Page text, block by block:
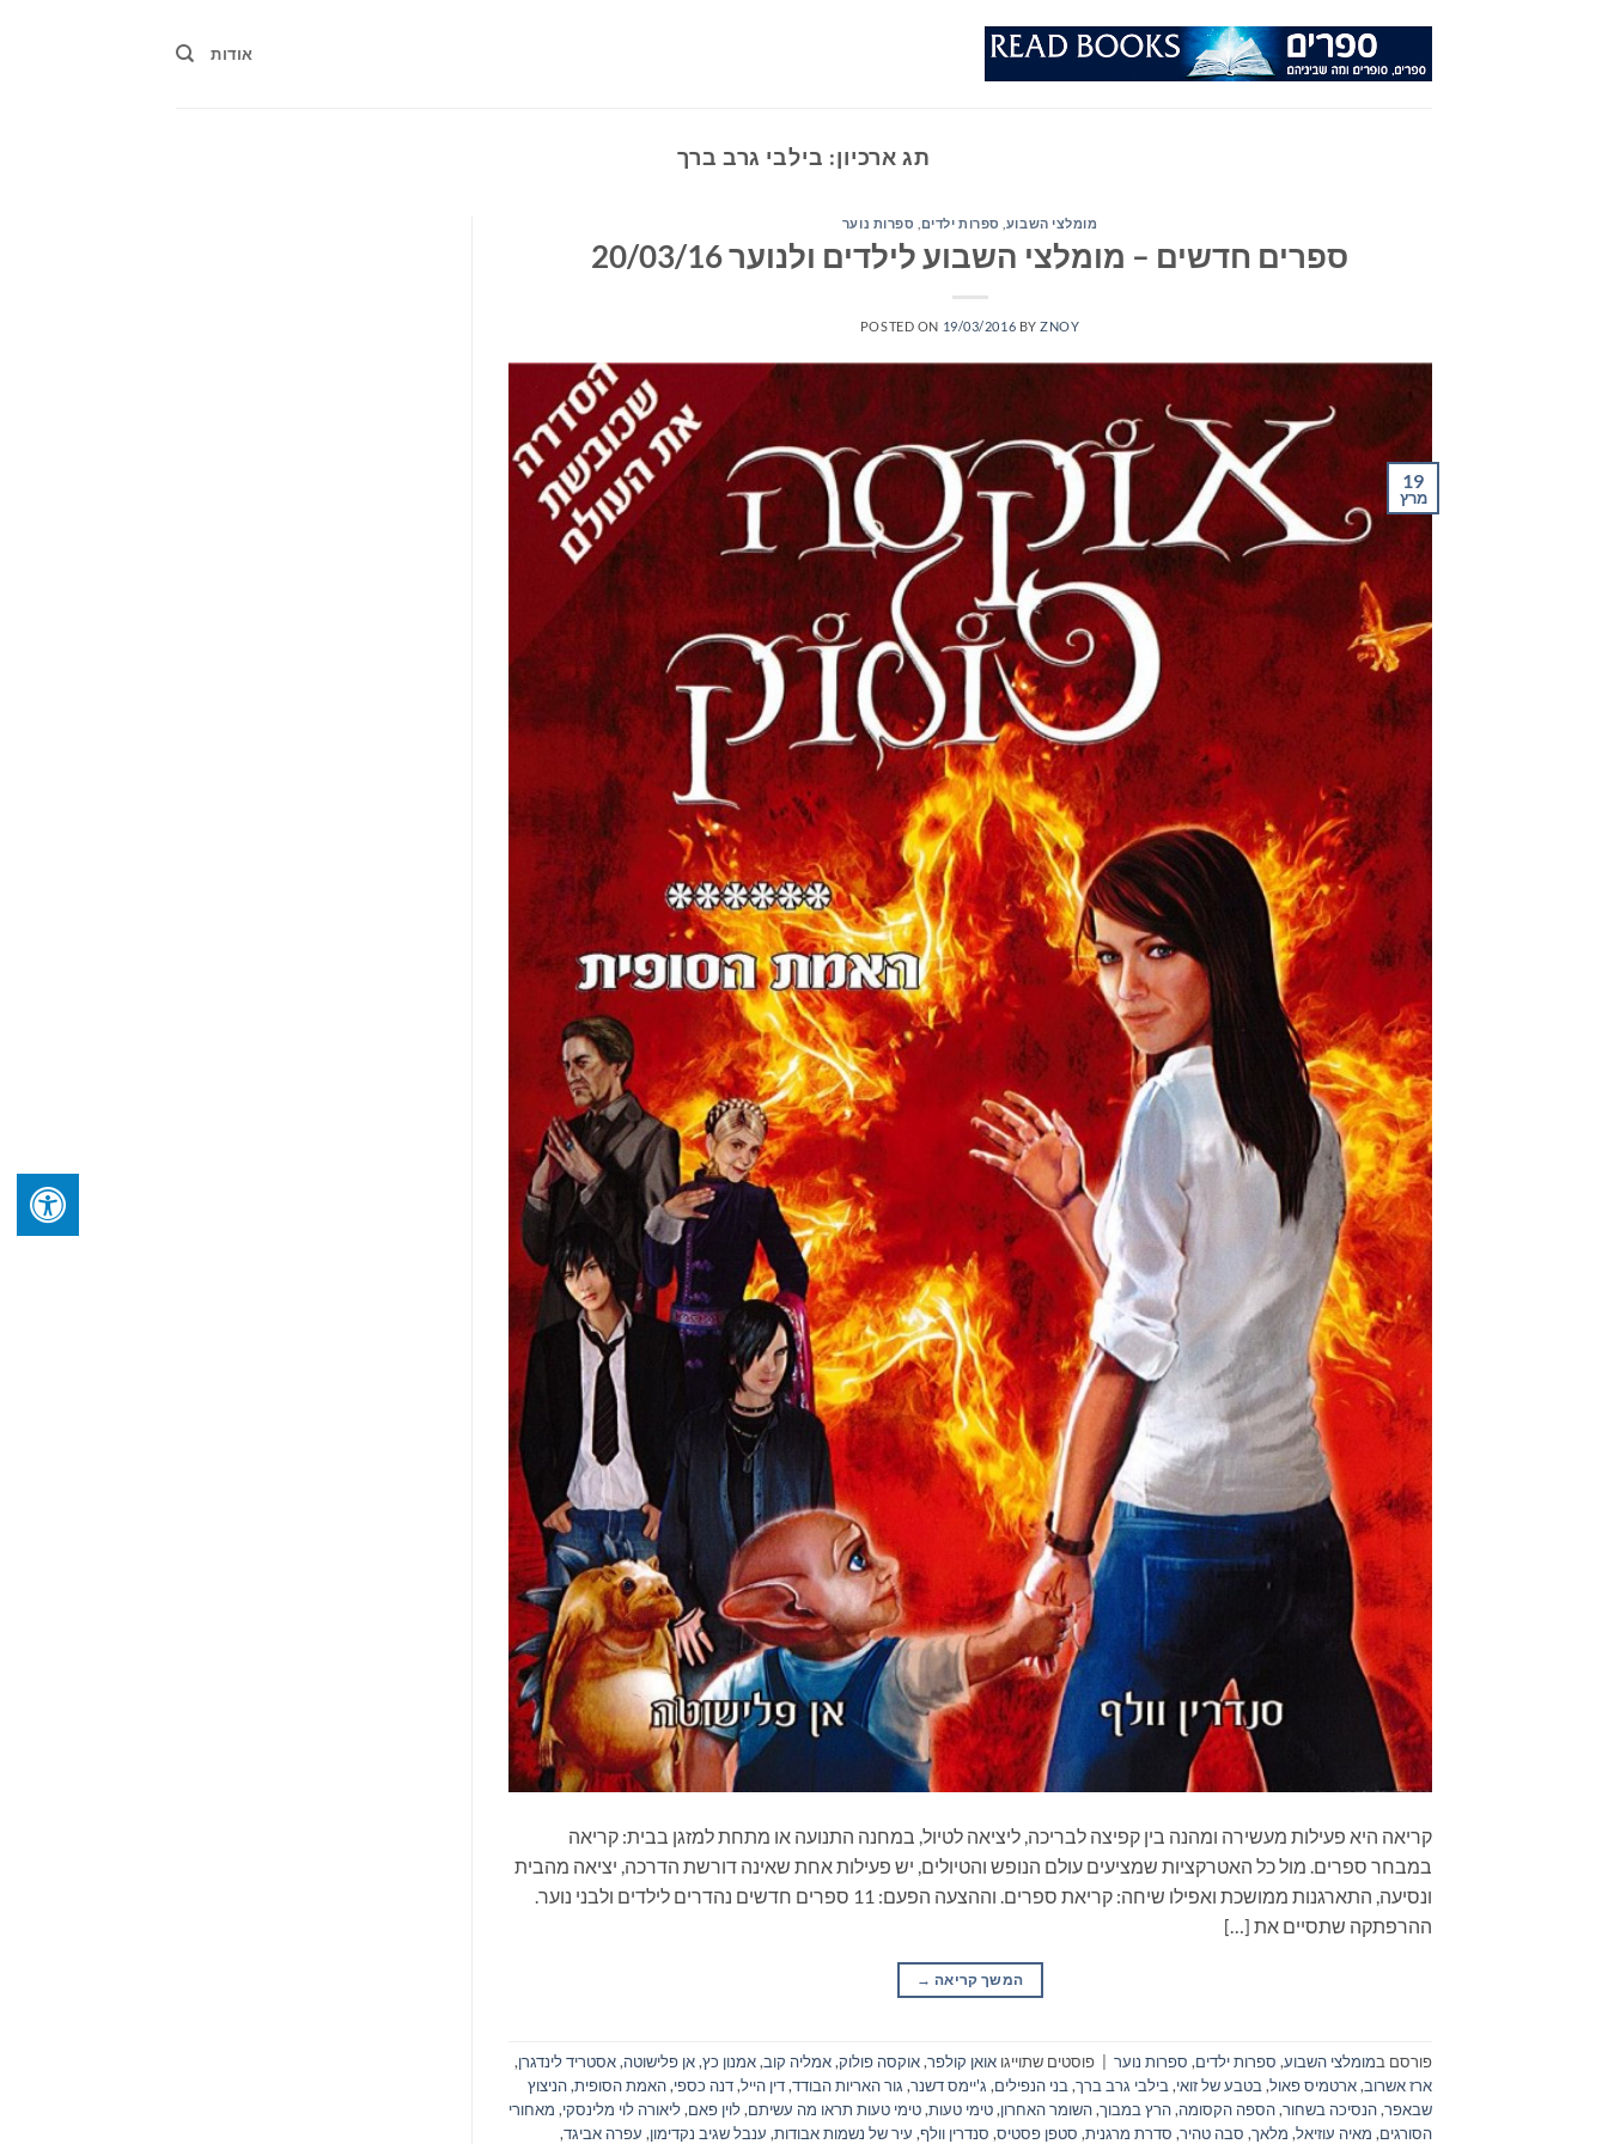
אודות
תג ארכיון: בילבי גרב ברך
מומלצי השבוע ספרות ילדים ספרות נוער
ספרים חדשים – מומלצי השבוע לילדים ולנוער 20/03/16
POSTED ON 19/03/2016 BYZNOY
19
מרץ
קריאה היא פעילות מעשירה ומהנה בין קפיצה לבריכה, ליציאה לטיול, במחנה התנועה או מתחת למזגן בבית: קריאה
במבחר ספרים. מול כל האטרקציות שמציעים עולם הנופש והטיולים, יש פעילות אחת שאינה דורשת הדרכה, יציאה מהבית
ונסיעה, התארגנות ממושכת ואפילו שיחה: קריאת ספרים. וההצעה הפעם: 11 ספרים חדשים נהדרים לילדים ולבני נוער.
ההרפתקה שתסיים את […]
המשך קריאה →
פורסם במומלצי השבוע, ספרות ילדים, ספרות נוער פוסטים שתוייגו אואן קולפר,אוקסה פולוק,אמליה קוב,אמנון כץ,אן פלישוטה,אסטריד לינדגרן,
ארז אשרוב,ארטמיס פאול, בטבע של זואי, בילבי גרב ברך, בני הנפילים, ג'יימס דשנר, גור האריות הבודד,דין הייל,דנה כספי,האמת הסופית,הניצוץ
שבאפר,הנסיכה בשחור,הספה הקסומה,הרץ במבוך,השומר האחרון,טימי טעות,טימי טעות תראו מה עשיתם,לוין פאם,ליאורה לוי מלינסקי, מאחורי
הסורגים, מאיה עוזיאל, מלאך, סבה טהיר, סדרת מרגנית, סטפן פסטיס, סנדרין וולף, עיר של נשמות אבודות, ענבל שגיב נקדימון, עפרה אביגד,